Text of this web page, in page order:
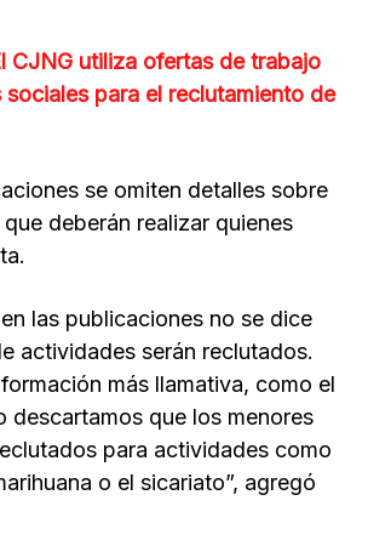
CJNG utiliza ofertas de trabajo
sociales para el reclutamiento de
se omiten detalles sobre
deberán realizar quienes
las publicaciones no se dice
actividades serán reclutados.
más llamativa, como el
descartamos que los menores
para actividades como
o el sicariato”, agregó